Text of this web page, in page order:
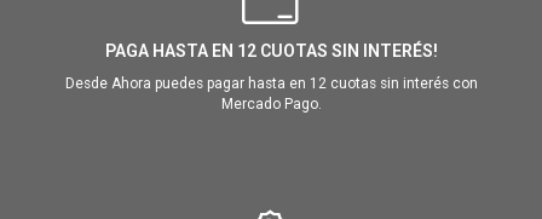
PAGA HASTA EN 12 CUOTAS SIN INTERÉS!
Desde Ahora puedes pagar hasta en 12 cuotas sin interés con
Mercado Pago.